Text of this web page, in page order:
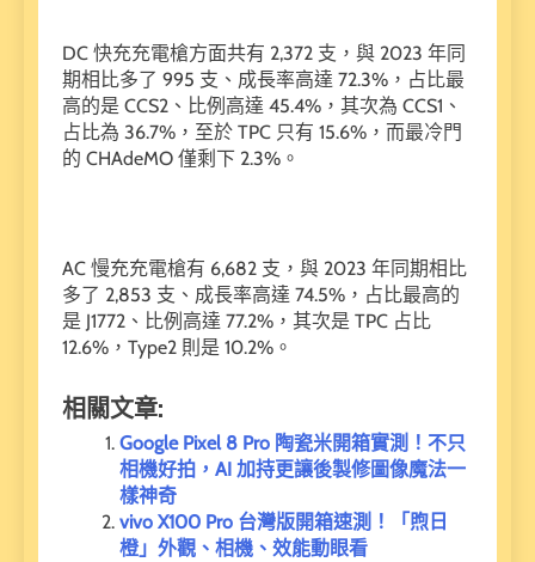
DC 快充充電槍方面共有 2,372 支，與 2023 年同
期相比多了 995 支、成長率高達 72.3%，占比最
高的是 CCS2、比例高達 45.4%，其次為 CCS1、
占比為 36.7%，至於 TPC 只有 15.6%，而最冷門
的 CHAdeMO 僅剩下 2.3%。
AC 慢充充電槍有 6,682 支，與 2023 年同期相比
多了 2,853 支、成長率高達 74.5%，占比最高的
是 J1772、比例高達 77.2%，其次是 TPC 占比
12.6%，Type2 則是 10.2%。
相關文章:
Google Pixel 8 Pro 陶瓷米開箱實測！不只
相機好拍，AI 加持更讓後製修圖像魔法一
樣神奇
vivo X100 Pro 台灣版開箱速測！「煦日
橙」外觀、相機、效能動眼看